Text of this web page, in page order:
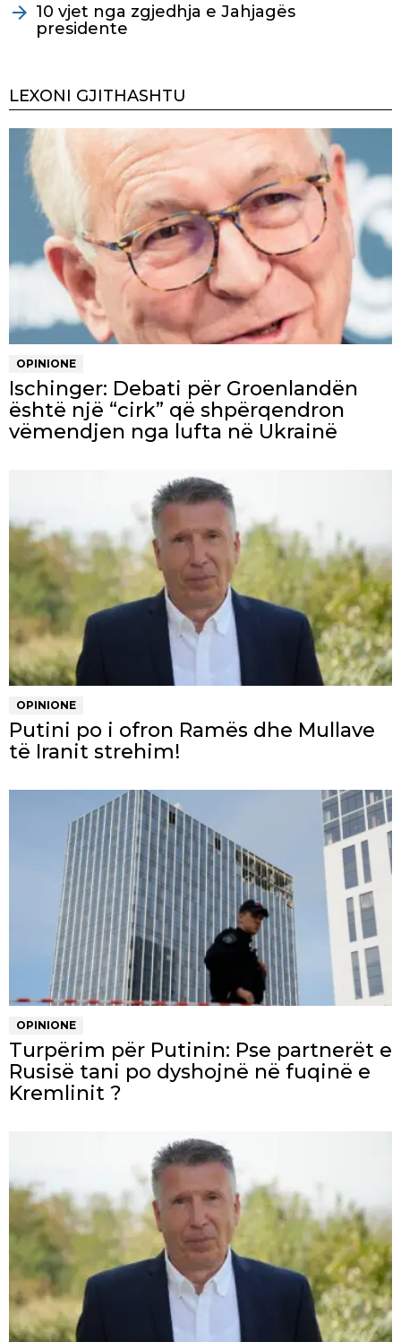
10 vjet nga zgjedhja e Jahjagës
presidente
LEXONI GJITHASHTU
OPINIONE
Ischinger: Debati për Groenlandën
është një “cirk” që shpërqendron
vëmendjen nga lufta në Ukrainë
OPINIONE
Putini po i ofron Ramës dhe Mullave
të Iranit strehim!
OPINIONE
Turpërim për Putinin: Pse partnerët e
Rusisë tani po dyshojnë në fuqinë e
Kremlinit ?